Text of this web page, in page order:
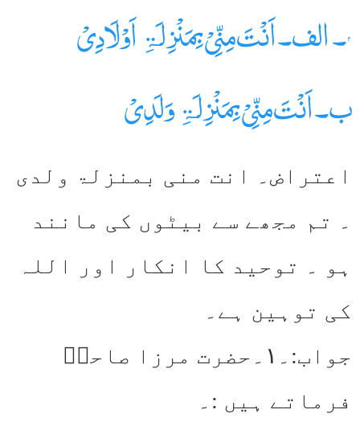
۲۔ الف۔اَنْتَ مِنِّیْ بِمَنْزِلَۃِ اَوْلَادِیْ
ب۔اَنْتَ مِنِّیْ بِمَنْزِلَۃِ وَلَدِیْ
اعتراض۔ انت منی بمنزلۃ ولدی
۔ تم مجھے سے بیٹوں کی مانند
ہو ۔ توحید کا انکار اور اللہ
کی توہین ہے۔
جواب:۔۱۔حضرت مرزا صاحبؑ
فرماتے ہیں :۔